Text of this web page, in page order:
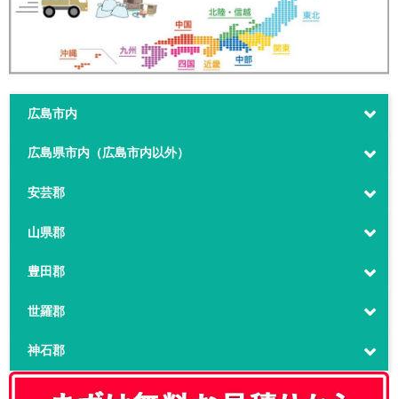
広島市内
広島県市内（広島市内以外）
安芸郡
山県郡
豊田郡
世羅郡
神石郡